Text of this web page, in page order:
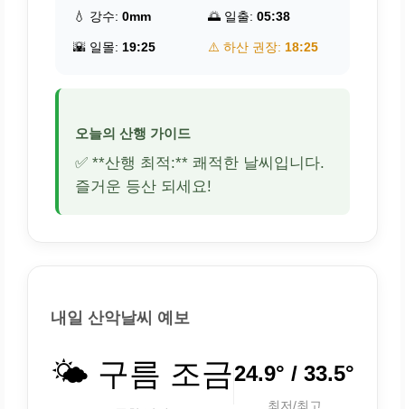
💧 강수: 0mm 🌅 일출: 05:38
🌇 일몰: 19:25 ⚠️ 하산 권장: 18:25
오늘의 산행 가이드
✅ **산행 최적:** 쾌적한 날씨입니다.
즐거운 등산 되세요!
내일 산악날씨 예보
🌤️ 구름 조금24.9° / 33.5°
최저/최고